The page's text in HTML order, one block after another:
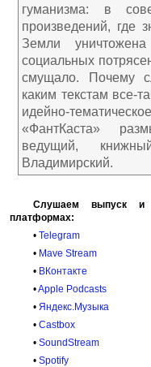
гуманизма: в
произведений, где
Земли
социальных
смущало. Почему
каким текстам все-
идейно-
«ФантКаста»
ведущий,
Владимирский.
Слушаем выпуск и
платформах:
• Telegram
• Mave Stream
• ВКонтакте
•Apple Podcasts
• Яндекс.Музыка
• Castbox
• SoundStream
• Spotify